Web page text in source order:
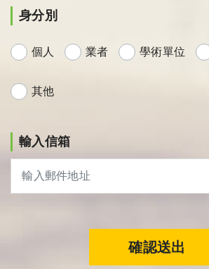
身分別
個人 業者 學術單位
其他
輸入信箱
確認送出